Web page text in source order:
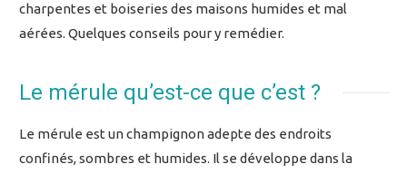
charpentes et boiseries des maisons humides et mal
aérées. Quelques conseils pour y remédier.
Le mérule qu’est-ce que c’est ?
Le mérule est un champignon adepte des endroits
confinés, sombres et humides. Il se développe dans la